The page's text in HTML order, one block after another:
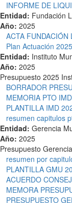
INFORME DE
Entidad: Fundación
Año: 2025
ACTA FUNDACIÓN
Plan Actuación
Entidad: Instituto
Año: 2025
Presupuesto 2025
BORRADOR
MEMORIA PTO
PLANTILLA IMD
resumen capitulos
Entidad: Gerencia
Año: 2025
Presupuesto
resumen por
PLANTILLA GMU
ACUERDO
MEMORA
PRESUPUESTO